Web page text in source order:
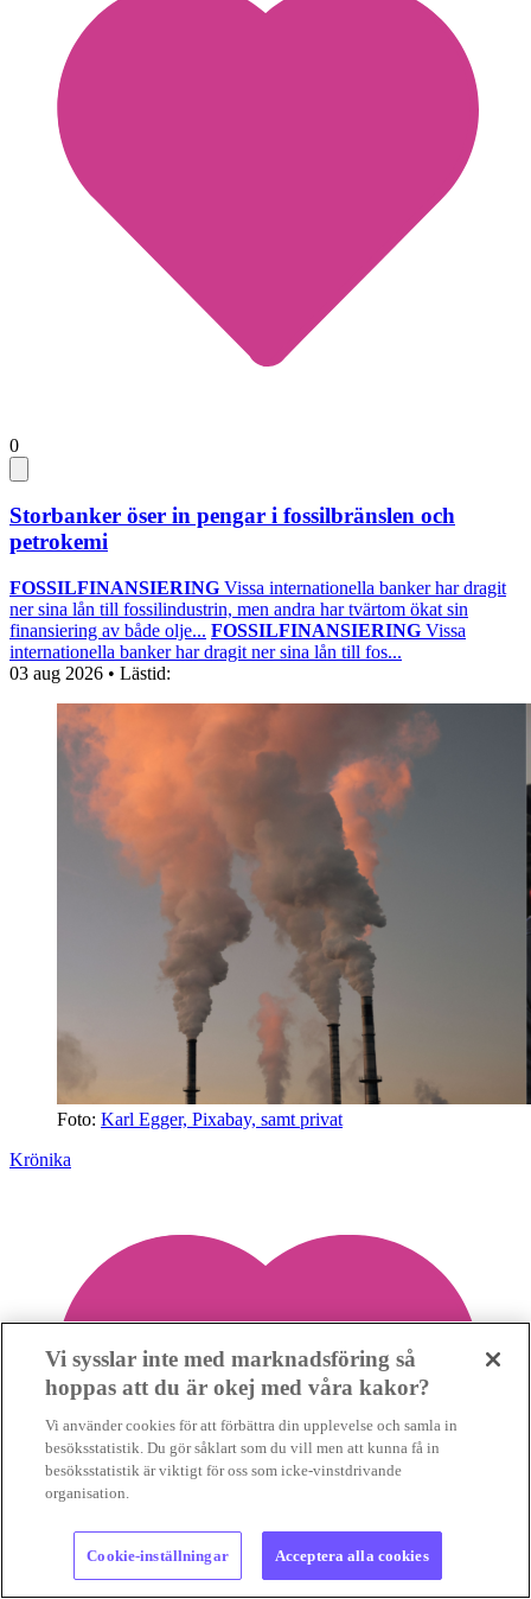
0
Storbanker öser in pengar i fossilbränslen och
petrokemi
FOSSILFINANSIERING Vissa internationella banker har dragit
ner sina lån till fossilindustrin, men andra har tvärtom ökat sin
finansiering av både olje... FOSSILFINANSIERING Vissa
internationella banker har dragit ner sina lån till fos...
03 aug 2026 • Lästid:
Foto: Karl Egger, Pixabay, samt privat
Krönika
Vi sysslar inte med marknadsföring så
hoppas att du är okej med våra kakor?
Vi använder cookies för att förbättra din upplevelse och samla in
besöksstatistik. Du gör såklart som du vill men att kunna få in
besöksstatistik är viktigt för oss som icke-vinstdrivande
organisation.
Cookie-inställningar Acceptera alla cookies